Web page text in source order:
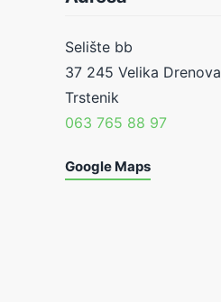
Selište bb
37 245 Velika Drenova
Trstenik
063 765 88 97
Google Maps